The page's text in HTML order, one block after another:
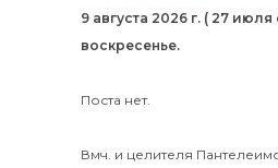
9 августа 2026 г. ( 27 июля
воскресенье.
Поста нет.
Вмч. и целителя